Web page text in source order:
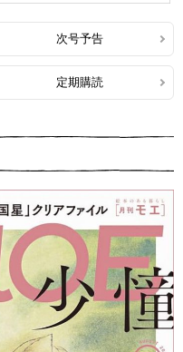
次号予告
定期購読